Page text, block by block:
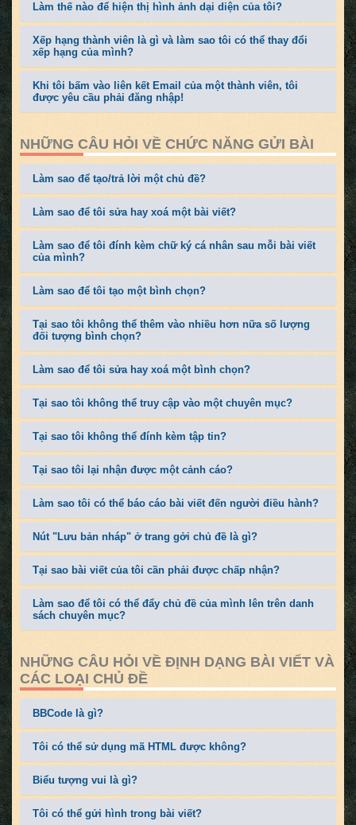
Làm thế nào để hiện thị hình ảnh dại diện của tôi?
Xếp hạng thành viên là gì và làm sao tôi có thể thay đổi
xếp hạng của mình?
Khi tôi bấm vào liên kết Email của một thành viên, tôi
được yêu cầu phải đăng nhập!
NHỮNG CÂU HỎI VỀ CHỨC NĂNG GỬI BÀI
Làm sao để tạo/trả lời một chủ đề?
Làm sao để tôi sửa hay xoá một bài viết?
Làm sao để tôi đính kèm chữ ký cá nhân sau mỗi bài viết
của mình?
Làm sao để tôi tạo một bình chọn?
Tại sao tôi không thể thêm vào nhiều hơn nữa số lượng
đối tượng bình chọn?
Làm sao để tôi sửa hay xoá một bình chọn?
Tại sao tôi không thể truy cập vào một chuyên mục?
Tại sao tôi không thể đính kèm tập tin?
Tại sao tôi lại nhận được một cảnh cáo?
Làm sao tôi có thể báo cáo bài viết đến người điều hành?
Nút "Lưu bản nháp" ở trang gởi chủ đề là gì?
Tại sao bài viết của tôi cần phải được chấp nhận?
Làm sao để tôi có thể đẩy chủ đề của mình lên trên danh
sách chuyên mục?
NHỮNG CÂU HỎI VỀ ĐỊNH DẠNG BÀI VIẾT VÀ
CÁC LOẠI CHỦ ĐỀ
BBCode là gì?
Tôi có thể sử dụng mã HTML được không?
Biểu tượng vui là gì?
Tôi có thể gửi hình trong bài viết?